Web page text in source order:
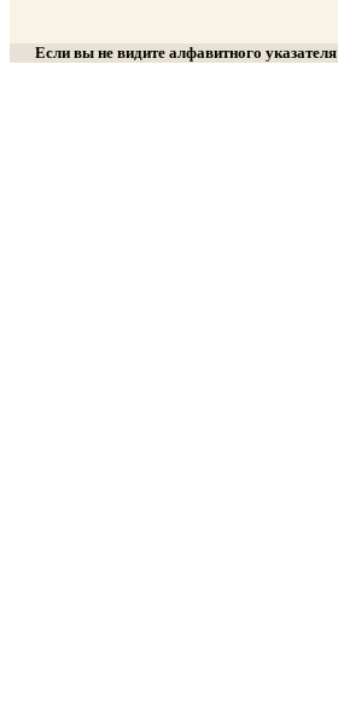
Если вы не видите алфавитного указателя